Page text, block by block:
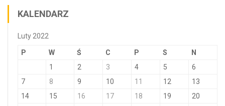
KALENDARZ
Luty 2022
P W Ś C P S
N
1
2 3 4 5
6
7
8 9 10 11 12
13
14
15 16 17 18 19 20